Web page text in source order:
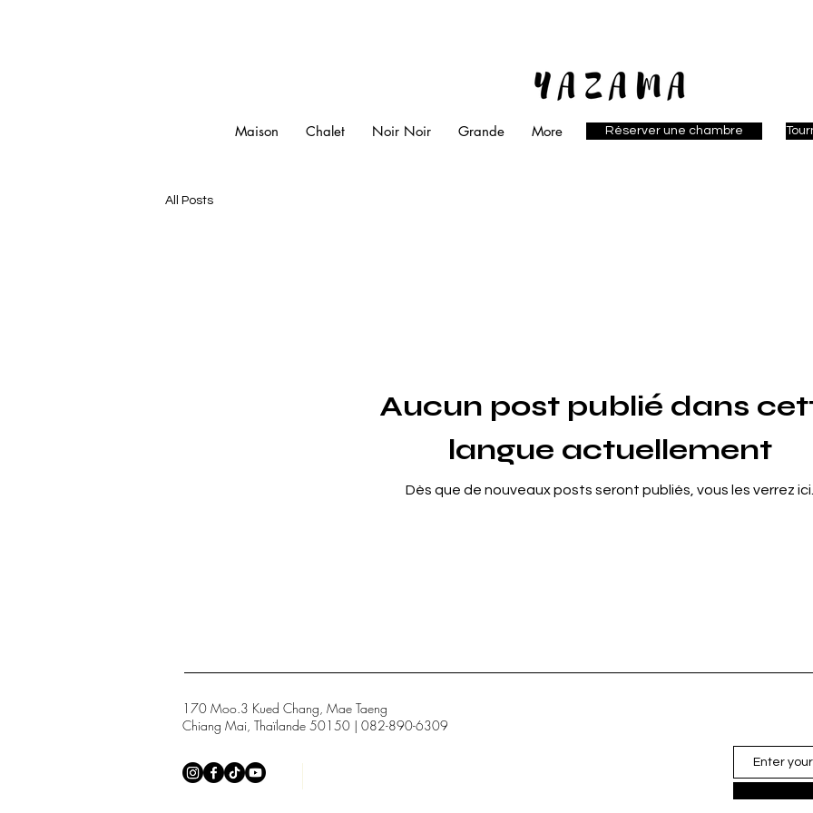
Maison Chalet Noir Noir Grande More Réserver une chambre
All Posts
Aucun post publié dans
langue actuellement
Dès que de nouveaux posts seront publiés, vous les verrez ici.
170 Moo.3 Kued Chang, Mae Taeng
Chiang Mai, Thaïlande 50150 | 082-890-6309